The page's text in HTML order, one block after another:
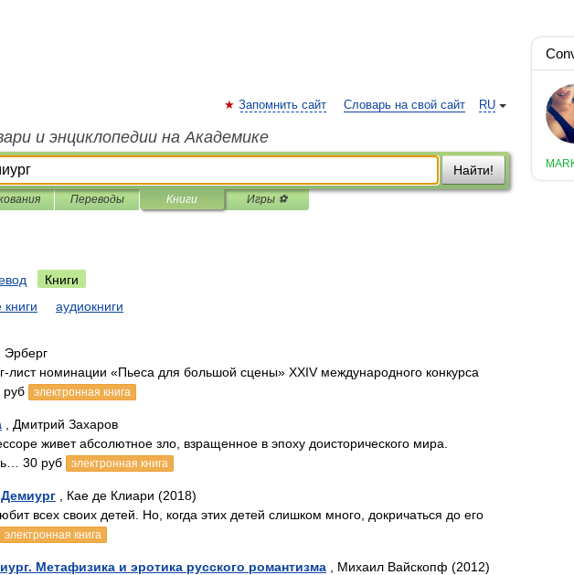
RU
Запомнить сайт Словарь на свой сайт
и энциклопедии на Академике
Найти!
Переводы Книги Игры ⚽
Книги
аудиокниги
Эрберг
лист номинации «Пьеса для большой сцены» XXIV международного конкурса
руб
электронная книга
, Дмитрий Захаров
живет абсолютное зло, взращенное в эпоху доисторического мира.
30 руб
электронная книга
, Кае де Клиари (2018)
всех своих детей. Но, когда этих детей слишком много, докричаться до его
электронная книга
Метафизика и эротика русского романтизма , Михаил Вайскопф (2012)